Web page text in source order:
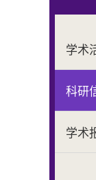
学术
科研
学术